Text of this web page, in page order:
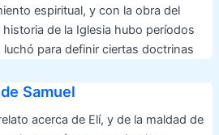
espiritual, y con la obra del
de la Iglesia hubo períodos
para definir ciertas doctrinas
Samuel
acerca de Elí, y de la maldad de